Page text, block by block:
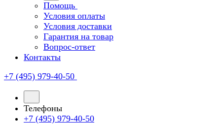
Помощь
Условия оплаты
Условия доставки
Гарантия на товар
Вопрос-ответ
Контакты
+7 (495) 979-40-50
Телефоны
+7 (495) 979-40-50